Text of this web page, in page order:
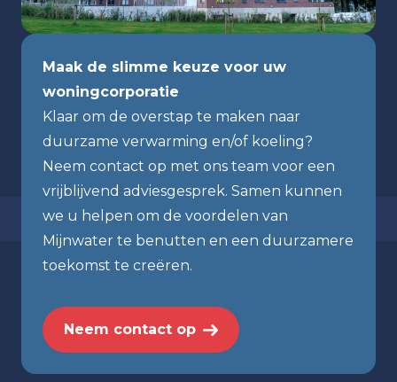
Maak de slimme keuze voor uw
woningcorporatie
Klaar om de overstap te maken naar
duurzame verwarming en/of koeling?
Neem contact op met ons team voor een
vrijblijvend adviesgesprek. Samen kunnen
we u helpen om de voordelen van
Mijnwater te benutten en een duurzamere
toekomst te creëren.
Neem contact op